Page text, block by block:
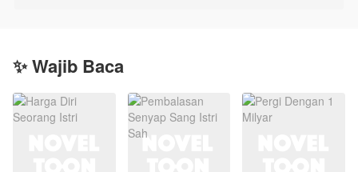
✨ Wajib Baca